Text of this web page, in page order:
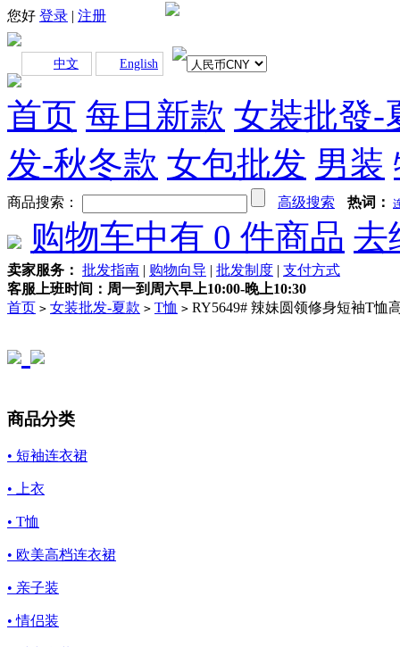
您好 登录 | 注册
中文 English
首页 每日新款 女裝批發-
发-秋冬款 女包批发 男装
商品搜索： 高级搜索 热词：
购物车中有 0 件商品 去
卖家服务： 批发指南 | 购物向导 | 批发制度 | 支付方式
客服上班时间：周一到周六早上10:00-晚上10:30
首页 > 女装批发-夏款 > T恤 > RY5649# 辣妹圆领修身短袖T恤
商品分类
• 短袖连衣裙
• 上衣
• T恤
• 欧美高档连衣裙
• 亲子装
• 情侣装